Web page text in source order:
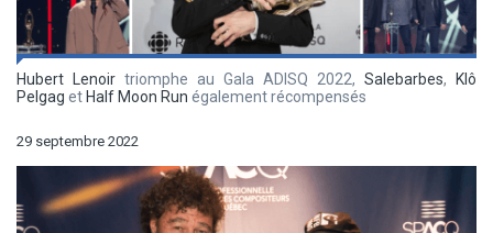
Hubert Lenoir triomphe au Gala ADISQ 2022, Salebarbes,
Klô
Pelgag et Half Moon Run également récompensés
29 septembre 2022